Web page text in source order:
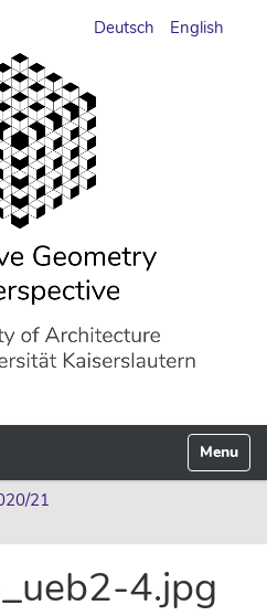
Deutsch English
Toggle
21
4.jpg